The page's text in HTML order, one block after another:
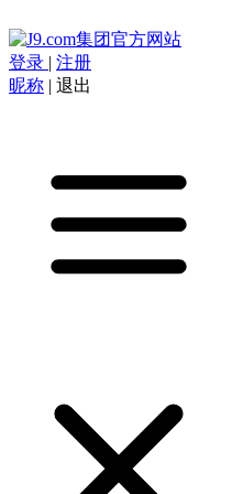
登录 | 注册
昵称 | 退出